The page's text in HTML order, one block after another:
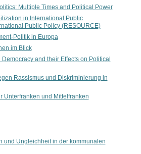
Multiple Times and Political Power
in International Public
Public Policy (RESOURCE)
Politik in Europa
im Blick
and their Effects on Political
Rassismus und Diskriminierung in
Unterfranken und Mittelfranken
und Ungleichheit in der kommunalen